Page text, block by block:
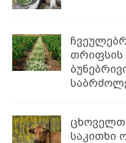
თრიფსის
საკითხი